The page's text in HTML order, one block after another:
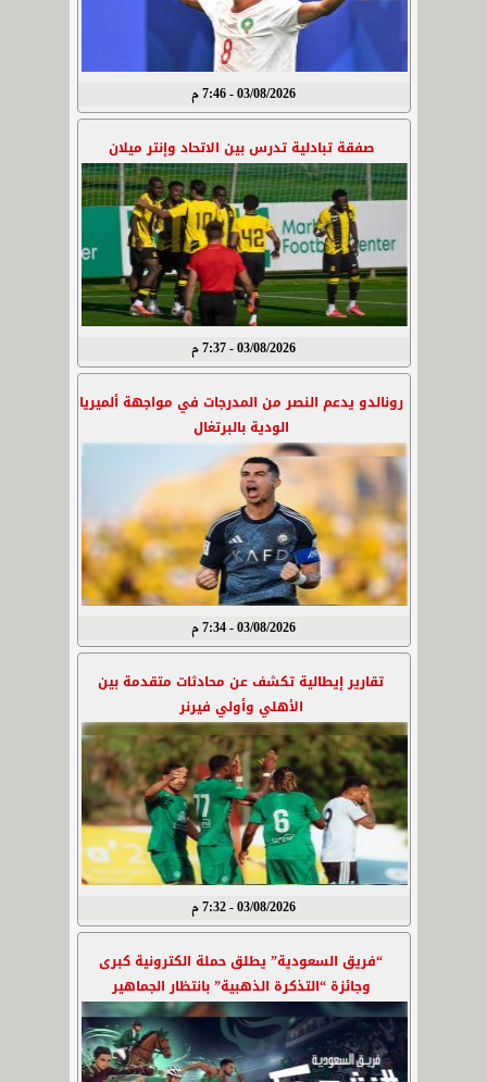
03/08/2026 - 7:46 م
صفقة تبادلية تدرس بين الاتحاد وإنتر ميلان
03/08/2026 - 7:37 م
رونالدو يدعم النصر من المدرجات في مواجهة ألميريا
الودية بالبرتغال
03/08/2026 - 7:34 م
تقارير إيطالية تكشف عن محادثات متقدمة بين
الأهلي وأولي فيرنر
03/08/2026 - 7:32 م
“فريق السعودية” يطلق حملة الكترونية كبرى
وجائزة “التذكرة الذهبية” بانتظار الجماهير